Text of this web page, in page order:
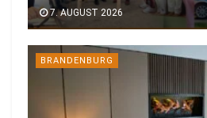
7. AUGUST 2026
BRANDENBURG